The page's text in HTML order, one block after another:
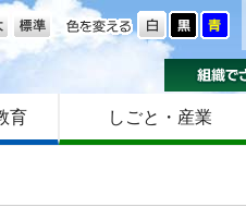
色を変える
大きさ
育 しごと・産業